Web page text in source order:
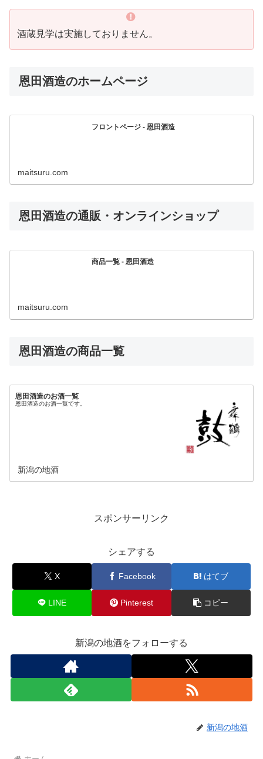
酒蔵見学は実施しておりません。
恩田酒造のホームページ
フロントページ - 恩田酒造
maitsuru.com
恩田酒造の通販・オンラインショップ
商品一覧 - 恩田酒造
maitsuru.com
恩田酒造の商品一覧
恩田酒造のお酒一覧
恩田酒造のお酒一覧です。
新潟の地酒
スポンサーリンク
シェアする
X Facebook はてブ
LINE Pinterest コピー
新潟の地酒をフォローする
新潟の地酒